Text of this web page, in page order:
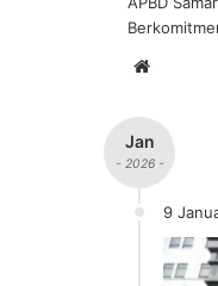
te
Jan
- 2026 -
9